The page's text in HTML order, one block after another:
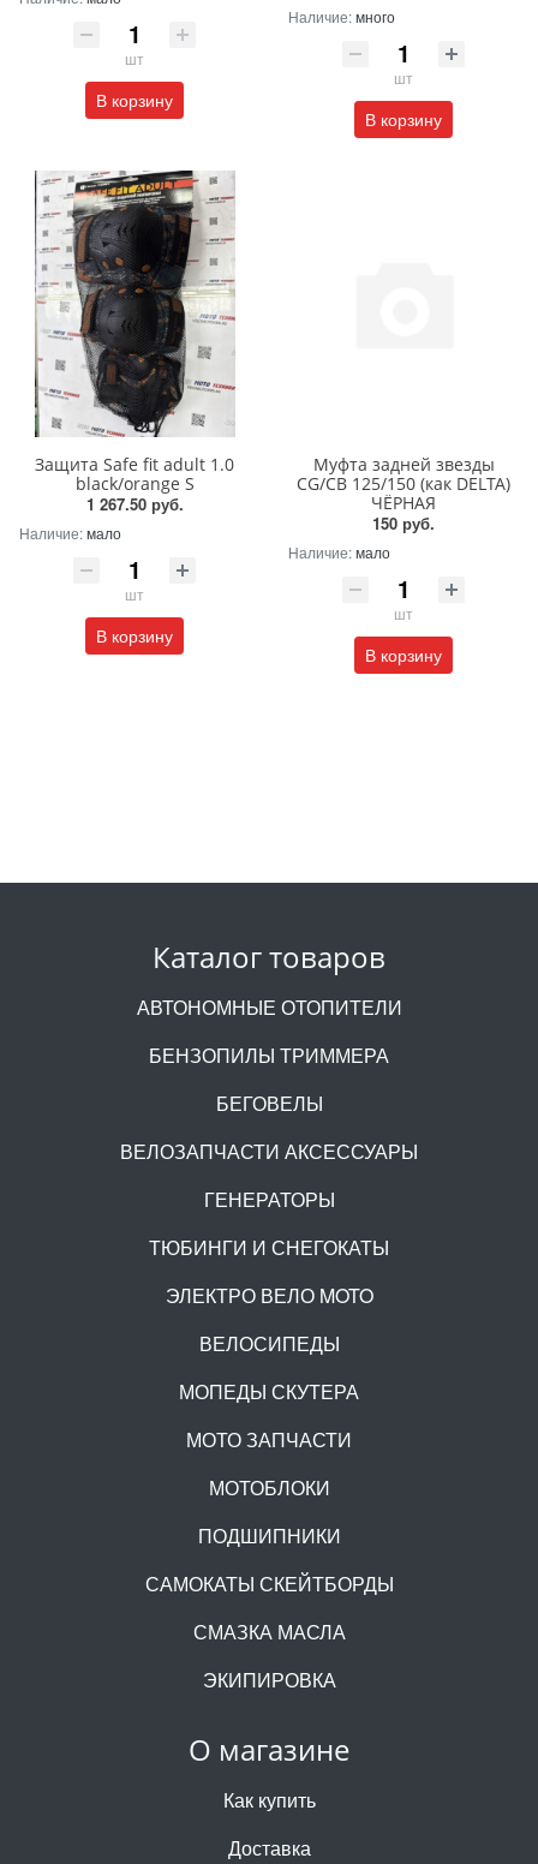
шт
В корзину
Наличие:много
шт
В корзину
Защита Safe fit adult 1.0
black/orange S
1 267.50 руб.
Наличие:мало
шт
В корзину
Муфта задней звезды
CG/CB 125/150 (как DELTA)
ЧЁРНАЯ
150 руб.
Наличие:мало
шт
В корзину
О магазине
Как купить
Доставка
Каталог товаров
АВТОНОМНЫЕ ОТОПИТЕЛИ
БЕНЗОПИЛЫ ТРИММЕРА
БЕГОВЕЛЫ
ВЕЛОЗАПЧАСТИ АКСЕССУАРЫ
ГЕНЕРАТОРЫ
ТЮБИНГИ И СНЕГОКАТЫ
ЭЛЕКТРО ВЕЛО MOTO
ВЕЛОСИПЕДЫ
МОПЕДЫ СКУТЕРА
МОТО ЗАПЧАСТИ
МОТОБЛОКИ
ПОДШИПНИКИ
САМОКАТЫ СКЕЙТБОРДЫ
СМАЗКА МАСЛА
ЭКИПИРОВКА